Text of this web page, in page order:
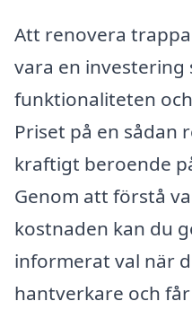
Att renovera
vara en
funktionaliteten
Priset på en sådan
kraftigt beroende
Genom att förstå
kostnaden kan du
informerat val när
hantverkare och